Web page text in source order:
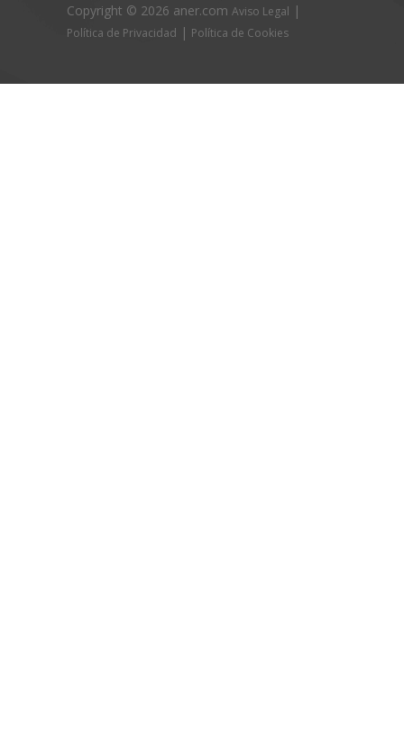
Copyright © 2026 aner.com Aviso Legal |
Política de Privacidad | Política de Cookies